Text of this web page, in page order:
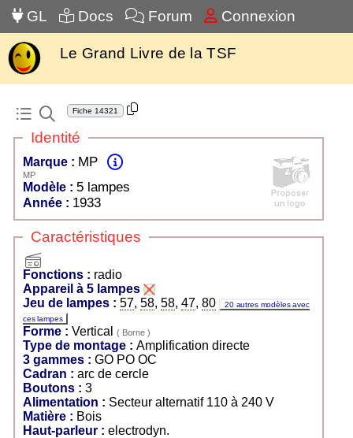
GL Docs Forum Connexion
Le Grand Livre de la TSF
Fiche 14321
Identité
Marque : MP
MP
Modèle : 5 lampes
Année : 1933
Caractéristiques
Fonctions : radio
Appareil à 5 lampes
Jeu de lampes : 57, 58, 58, 47, 80
20 autres modèles avec
ces lampes
Forme : Vertical ( Borne )
Type de montage : Amplification directe
3 gammes :
GO PO OC
Cadran : arc de cercle
Boutons : 3
Alimentation : Secteur alternatif 110 à 240 V
Matière : Bois
Haut-parleur : electrodyn.